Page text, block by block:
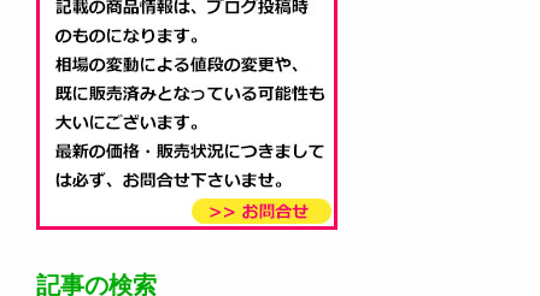
記事の検索